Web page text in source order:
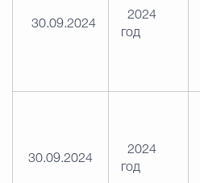
30.09.2024
2024
год
30.09.2024
2024
год